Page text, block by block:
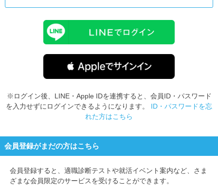
※ログイン後、LINE・Apple IDを連携すると、会員ID・パスワード
を入力せずにログインできるようになります。 ID・パスワードを忘
れた方はこちら
会員登録がまだの方はこちら
会員登録すると、 適職診断テストや就活イベント案内など、さま
ざまな会員限定のサービスを受けることができます。